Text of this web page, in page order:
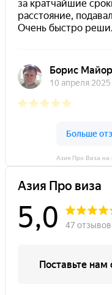
Азия Про Виза на